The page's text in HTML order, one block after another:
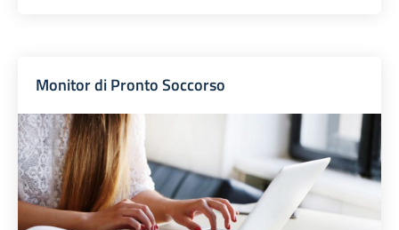
Monitor di Pronto Soccorso